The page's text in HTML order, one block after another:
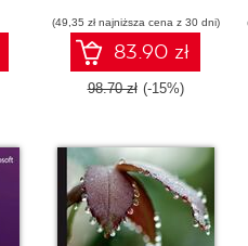
(49,35 zł najniższa cena z 30 dni)
83.90 zł
98.70 zł (-15%)